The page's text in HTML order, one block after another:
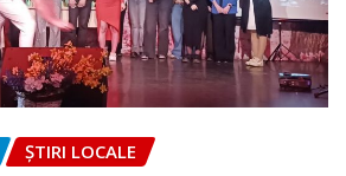
ȘTIRI LOCALE